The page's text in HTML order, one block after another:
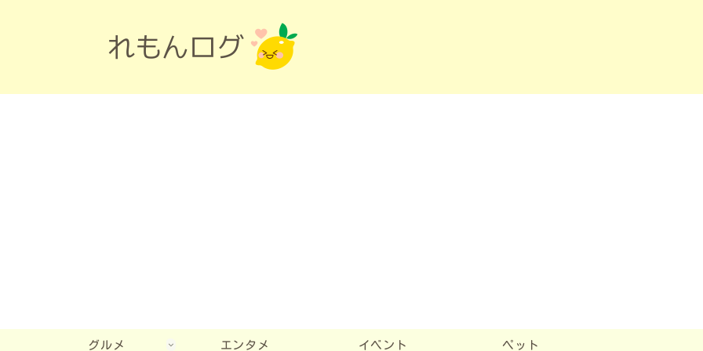
グルメ エンタメ イベント ペット